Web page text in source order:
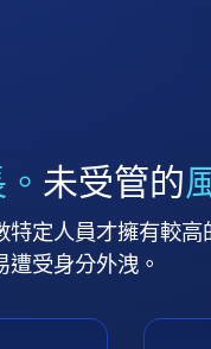
未受管的
定人員才擁有較
受身分外洩。